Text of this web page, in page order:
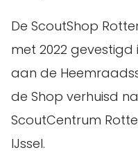
De ScoutShop
met 2022
aan de
de Shop verhuisd
ScoutCentrum
IJssel.